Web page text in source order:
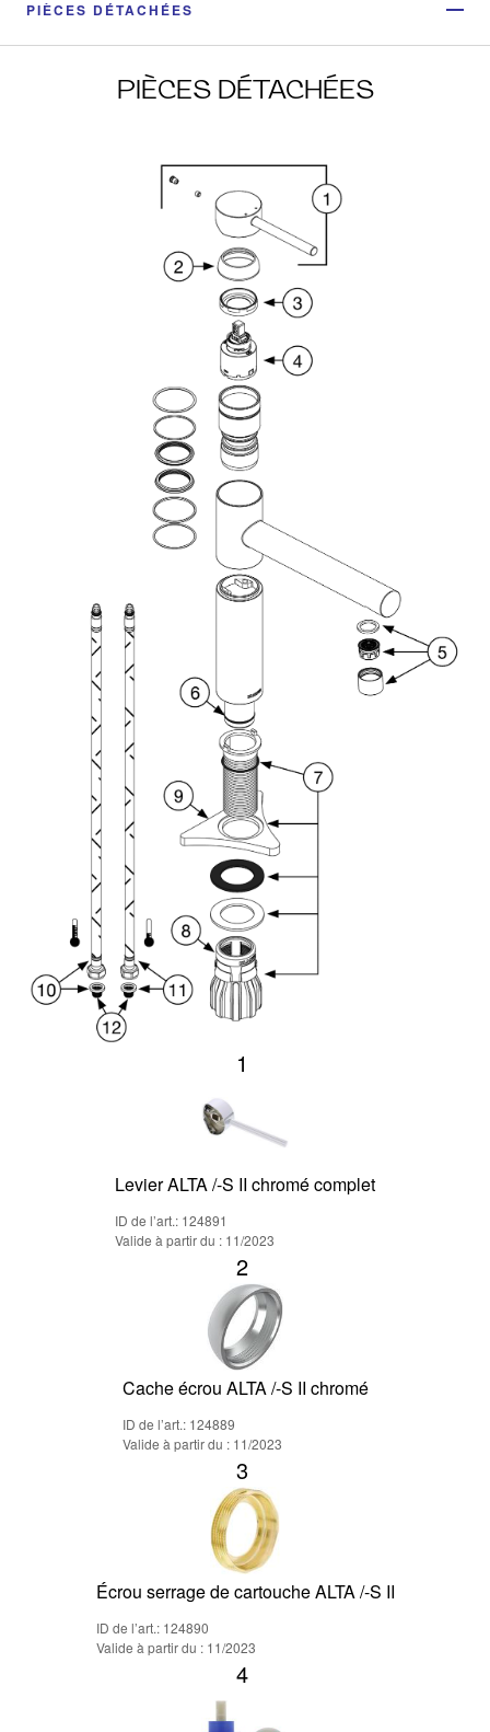
PIÈCES DÉTACHÉES
PIÈCES DÉTACHÉES
1
Levier ALTA /-S II chromé complet
ID de l’art.: 124891
Valide à partir du : 11/2023
2
Cache écrou ALTA /-S II chromé
ID de l’art.: 124889
Valide à partir du : 11/2023
3
Écrou serrage de cartouche ALTA /-S II
ID de l’art.: 124890
Valide à partir du : 11/2023
4